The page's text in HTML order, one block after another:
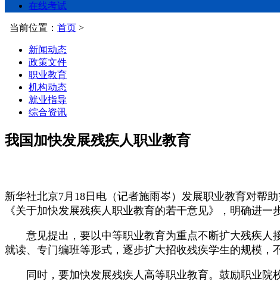
在线考试
当前位置： 首页 >
新闻动态
政策文件
职业教育
机构动态
就业指导
综合资讯
我国加快发展残疾人职业教育
新华社北京7月18日电（记者施雨岑）发展职业教育对帮
《关于加快发展残疾人职业教育的若干意见》，明确进
意见提出，要以中等职业教育为重点不断扩大残疾人
就读、专门编班等形式，逐步扩大招收残疾学生的规模，
同时，要加快发展残疾人高等职业教育。鼓励职业院校